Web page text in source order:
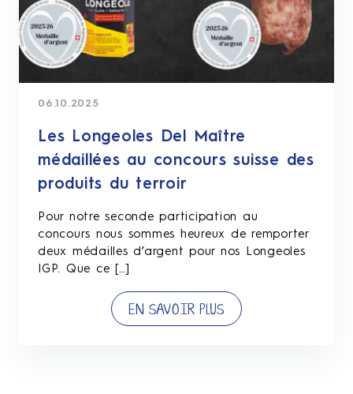
06.10.2025
Les Longeoles Del Maître
médaillées au concours suisse des
produits du terroir
Pour notre seconde participation au
concours nous sommes heureux de remporter
deux médailles d’argent pour nos Longeoles
IGP. Que ce […]
EN SAVOIR PLUS